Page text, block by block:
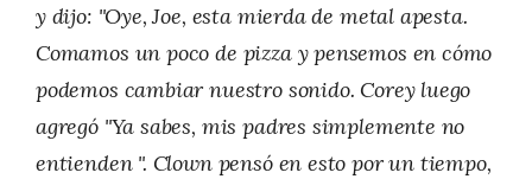
y dijo: "Oye, Joe, esta mierda de metal apesta.
Comamos un poco de pizza y pensemos en cómo
podemos cambiar nuestro sonido. Corey luego
agregó "Ya sabes, mis padres simplemente no
entienden ". Clown pensó en esto por un tiempo,